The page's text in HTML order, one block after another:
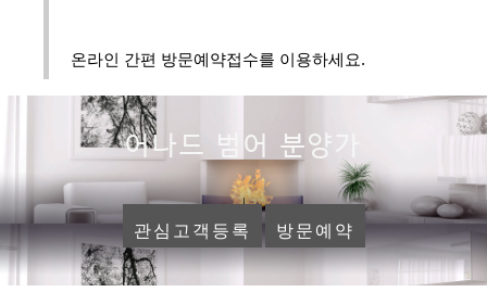
온라인 간편 방문예약접수를 이용하세요.
어나드 범어 분양가
관심고객등록 방문예약